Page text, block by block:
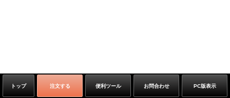
トップ 注文する 便利ツール お問合わせ PC版表示